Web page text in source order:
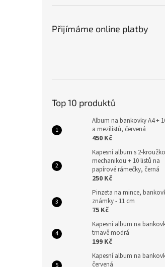
Přijímáme online platby
Top 10 produktů
Album na bankovky A4 +
a mezilistů, červená
450 Kč
Kapesní album s 2-
mechanikou + 10 listů na
papírové rámečky, černá
250 Kč
Pinzeta na mince,
známky - 11 cm
75 Kč
Kapesní album na
tmavě modrá
199 Kč
Kapesní album na
červená